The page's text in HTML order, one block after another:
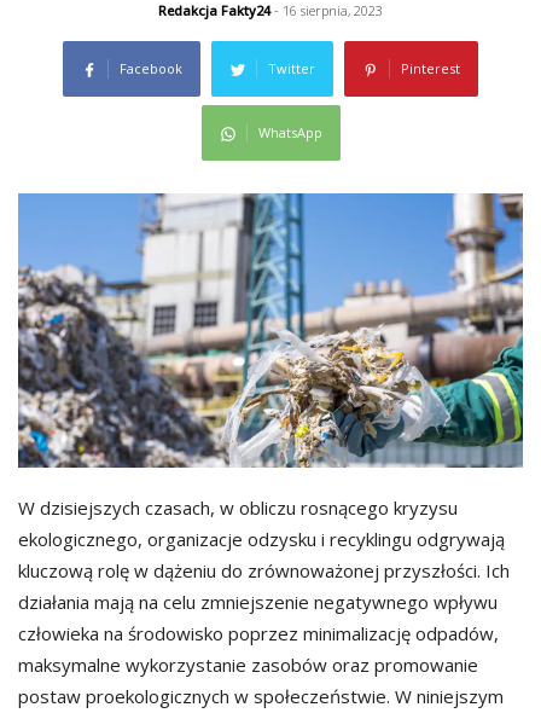
Redakcja Fakty24- 16 sierpnia, 2023
Facebook Twitter Pinterest
WhatsApp
W dzisiejszych czasach, w obliczu rosnącego kryzysu
ekologicznego, organizacje odzysku i recyklingu odgrywają
kluczową rolę w dążeniu do zrównoważonej przyszłości. Ich
działania mają na celu zmniejszenie negatywnego wpływu
człowieka na środowisko poprzez minimalizację odpadów,
maksymalne wykorzystanie zasobów oraz promowanie
postaw proekologicznych w społeczeństwie. W niniejszym